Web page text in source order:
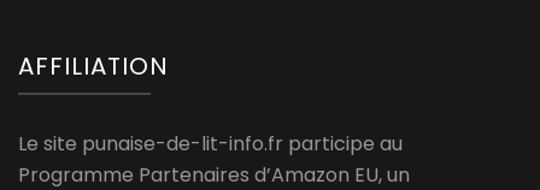
AFFILIATION
Le site punaise-de-lit-info.fr participe au
Programme Partenaires d’Amazon EU, un